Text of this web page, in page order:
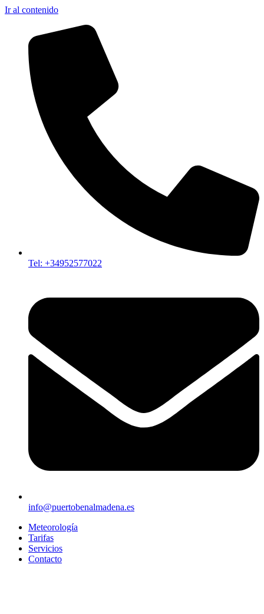
Ir al contenido
Tel: +34952577022
info@puertobenalmadena.es
Meteorología
Tarifas
Servicios
Contacto